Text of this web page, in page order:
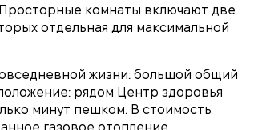
комнаты включают две
отдельная для максимальной
жизни: большой общий
рядом Центр здоровья
минут пешком. В стоимость
газовое отопление